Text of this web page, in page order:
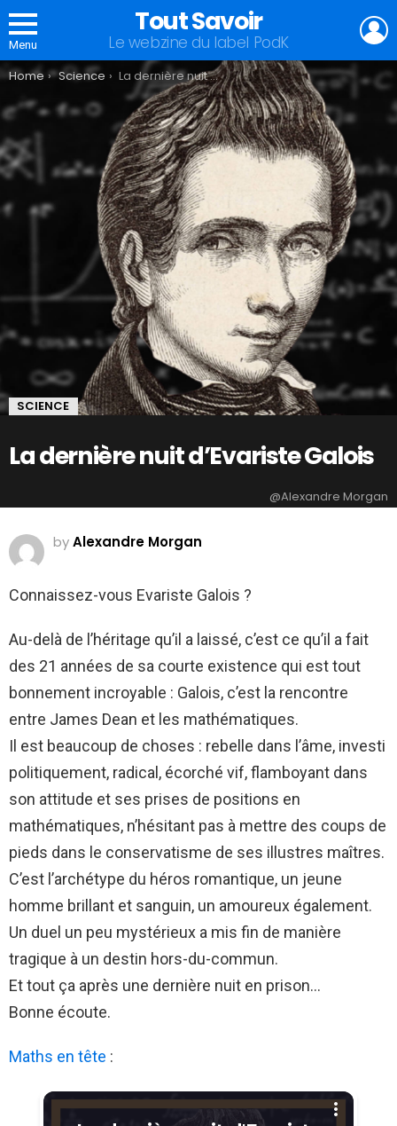
Menu
Tout Savoir
Le webzine du label PodK
You are here:
Home Science La dernière nuit d’Evariste Galois
SCIENCE
La dernière nuit d’Evariste Galois
@Alexandre Morgan
byAlexandre Morgan
Connaissez-vous Evariste Galois ?
Au-delà de l’héritage qu’il a laissé, c’est ce qu’il a fait
des 21 années de sa courte existence qui est tout
bonnement incroyable : Galois, c’est la rencontre
entre James Dean et les mathématiques.
Il est beaucoup de choses : rebelle dans l’âme, investi
politiquement, radical, écorché vif, flamboyant dans
son attitude et ses prises de positions en
mathématiques, n’hésitant pas à mettre des coups de
pieds dans le conservatisme de ses illustres maîtres.
C’est l’archétype du héros romantique, un jeune
homme brillant et sanguin, un amoureux également.
Un duel un peu mystérieux a mis fin de manière
tragique à un destin hors-du-commun.
Et tout ça après une dernière nuit en prison…
Bonne écoute.
Maths en tête :